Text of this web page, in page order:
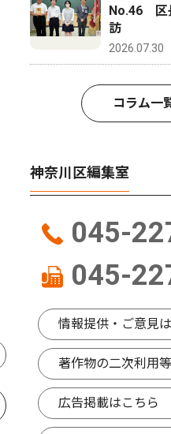
教育
神奈川区
神奈川図書館 司書
めＢＯＯＫ 第72話
No.46 区
訪
2026.07.30
コラム一
神奈川区編集室
045-
045-
情報提供・ご意見
著作物の二次利用
広告掲載はこちら